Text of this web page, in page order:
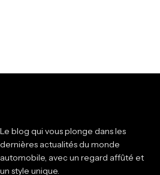
Le blog qui vous plonge dans les
dernières actualités du monde
automobile, avec un regard affûté et
un style unique.